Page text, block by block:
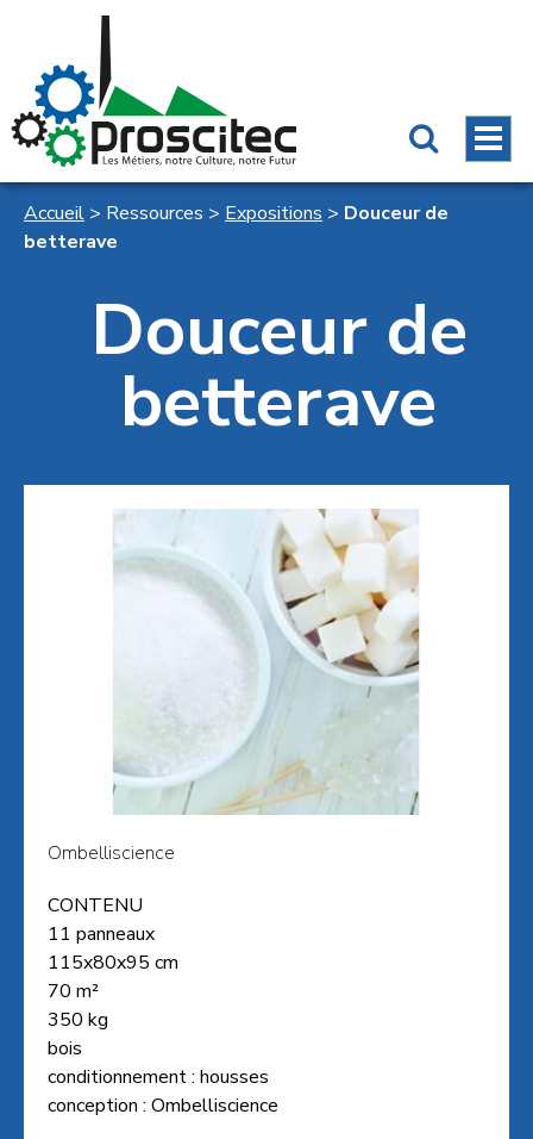
Accueil > Ressources > Expositions > Douceur de
betterave
Douceur de
betterave
Ombelliscience
CONTENU
11 panneaux
115x80x95 cm
70 m²
350 kg
bois
conditionnement : housses
conception : Ombelliscience